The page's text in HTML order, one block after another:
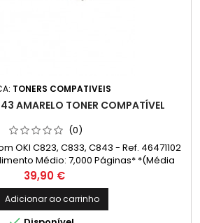
TONERS COMPATIVEIS
AMARELO TONER COMPATÍVEL
(0)
OKI C823, C833, C843 - Ref. 46471102
Médio: 7,000 Páginas* *(Média
IEC 24711 e impressão contínua. O
consideravelmente com base no
impressas e noutros factores.)
Preço
39,90 €
Adicionar ao carrinho